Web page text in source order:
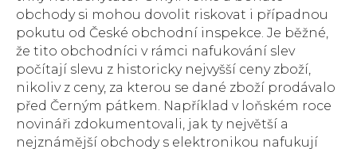
obchody si mohou dovolit riskovat i případnou
pokutu od České obchodní inspekce. Je běžné,
že tito obchodníci v rámci nafukování slev
počítají slevu z historicky nejvyšší ceny zboží,
nikoliv z ceny, za kterou se dané zboží prodávalo
před Černým pátkem. Například v loňském roce
novináři zdokumentovali, jak ty největší a
nejznámější obchody s elektronikou nafukují